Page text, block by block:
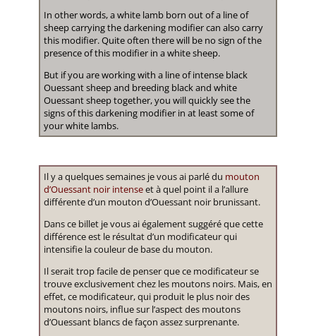
In other words, a white lamb born out of a line of
sheep carrying the darkening modifier can also carry
this modifier. Quite often there will be no sign of the
presence of this modifier in a white sheep.
But if you are working with a line of intense black
Ouessant sheep and breeding black and white
Ouessant sheep together, you will quickly see the
signs of this darkening modifier in at least some of
your white lambs.
Il y a quelques semaines je vous ai parlé du mouton
d’Ouessant noir intenseet à quel point il a l’allure
différente d’un mouton d’Ouessant noir brunissant.
Dans ce billet je vous ai également suggéré que cette
différence est le résultat d’un modificateur qui
intensifie la couleur de base du mouton.
Il serait trop facile de penser que ce modificateur se
trouve exclusivement chez les moutons noirs. Mais, en
effet, ce modificateur, qui produit le plus noir des
moutons noirs, influe sur l’aspect des moutons
d’Ouessant blancs de façon assez surprenante.